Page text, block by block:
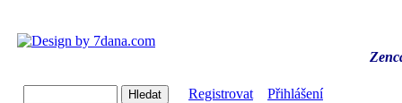
Registrovat
Přihlášení